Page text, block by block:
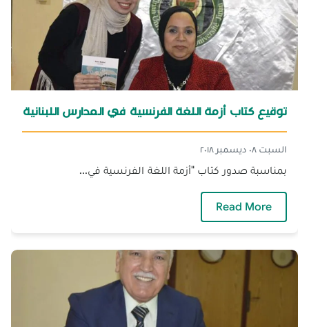
توقيع كتاب أزمة اللغة الفرنسية في المدارس اللبنانية
السبت ٠٨ ديسمبر ٢٠١٨
بمناسبة صدور كتاب "أزمة اللغة الفرنسية في...
Read More